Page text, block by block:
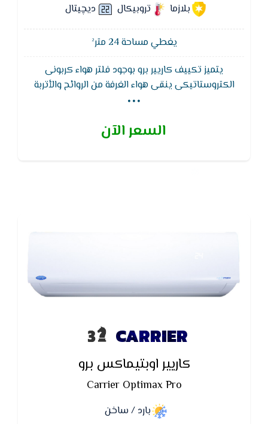
بلازما
تروبيكال ديچيتال
يغطي مساحة 24 متر²
يتميز تكييف كاريير برو بوجود فلتر هواء كربونى
الكتروستاتيكى ينقى هواء الغرفة من الروائح والأتربة
الدقيقة ويتمتع تكييف كاريير برو بوجود وظيفة إعادة
اللاسلكية مع الاحتفاظ بذاكرة التشغيل عند رجوع التيار
...
السعر الآن
CARRIER
كاريير اوبتيماكس برو
Carrier Optimax Pro
بارد / ساخن